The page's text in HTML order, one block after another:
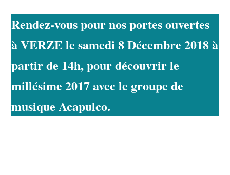
Rendez-vous pour nos portes ouvertes
à VERZE le samedi 8 Décembre 2018 à
partir de 14h, pour découvrir le
millésime 2017 avec le groupe de
musique Acapulco.